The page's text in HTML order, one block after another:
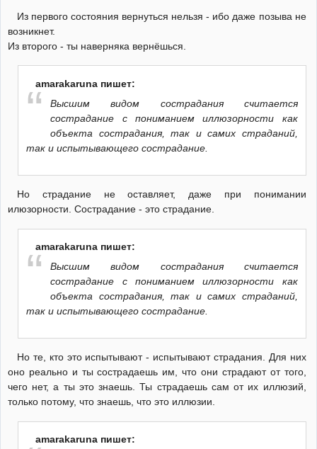
Из первого состояния вернуться нельзя - ибо даже позыва не
возникнет.
Из второго - ты наверняка вернёшься.
amarakaruna пишет:
Высшим видом сострадания считается
сострадание с пониманием иллюзорности как
объекта сострадания, так и самих страданий,
так и испытывающего сострадание.
Но страдание не оставляет, даже при понимании
илюзорности. Сострадание - это страдание.
amarakaruna пишет:
Высшим видом сострадания считается
сострадание с пониманием иллюзорности как
объекта сострадания, так и самих страданий,
так и испытывающего сострадание.
Но те, кто это испытывают - испытывают страдания. Для них
оно реально и ты сострадаешь им, что они страдают от того,
чего нет, а ты это знаешь. Ты страдаешь сам от их иллюзий,
только потому, что знаешь, что это иллюзии.
amarakaruna пишет: